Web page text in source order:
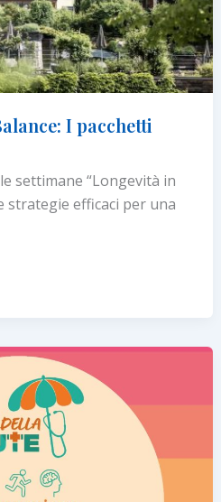
I pacchetti
settimane “Longevità in
strategie efficaci per una